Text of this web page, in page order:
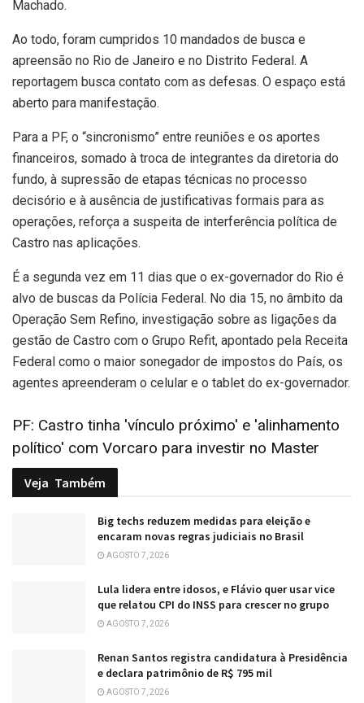
Machado.
Ao todo, foram cumpridos 10 mandados de busca e
apreensão no Rio de Janeiro e no Distrito Federal. A
reportagem busca contato com as defesas. O espaço está
aberto para manifestação.
Para a PF, o “sincronismo” entre reuniões e os aportes
financeiros, somado à troca de integrantes da diretoria do
fundo, à supressão de etapas técnicas no processo
decisório e à ausência de justificativas formais para as
operações, reforça a suspeita de interferência política de
Castro nas aplicações.
É a segunda vez em 11 dias que o ex-governador do Rio é
alvo de buscas da Polícia Federal. No dia 15, no âmbito da
Operação Sem Refino, investigação sobre as ligações da
gestão de Castro com o Grupo Refit, apontado pela Receita
Federal como o maior sonegador de impostos do País, os
agentes apreenderam o celular e o tablet do ex-governador.
PF: Castro tinha 'vínculo próximo' e 'alinhamento
político' com Vorcaro para investir no Master
Veja Também
Big techs reduzem medidas para eleição e
encaram novas regras judiciais no Brasil
AGOSTO 7, 2026
Lula lidera entre idosos, e Flávio quer usar vice
que relatou CPI do INSS para crescer no grupo
AGOSTO 7, 2026
Renan Santos registra candidatura à Presidência
e declara patrimônio de R$ 795 mil
AGOSTO 7, 2026